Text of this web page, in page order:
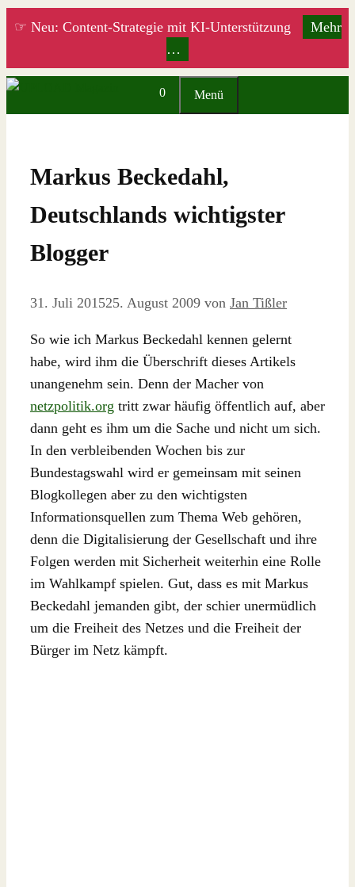
Zum
☞ Neu: Content-Strategie mit KI-Unterstützung
Mehr
…
0 Menü
Markus Beckedahl,
Deutschlands wichtigster
Blogger
31. Juli 201525. August 2009 von Jan Tißler
So wie ich Markus Beckedahl kennen gelernt
habe, wird ihm die Überschrift dieses Artikels
unangenehm sein. Denn der Macher von
netzpolitik.org tritt zwar häufig öffentlich auf, aber
dann geht es ihm um die Sache und nicht um sich.
In den verbleibenden Wochen bis zur
Bundestagswahl wird er gemeinsam mit seinen
Blogkollegen aber zu den wichtigsten
Informationsquellen zum Thema Web gehören,
denn die Digitalisierung der Gesellschaft und ihre
Folgen werden mit Sicherheit weiterhin eine Rolle
im Wahlkampf spielen. Gut, dass es mit Markus
Beckedahl jemanden gibt, der schier unermüdlich
um die Freiheit des Netzes und die Freiheit der
Bürger im Netz kämpft.